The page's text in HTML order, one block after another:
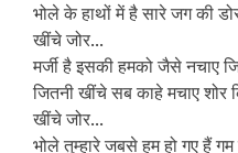
भोले के हाथों में है सारे जग की
खींचे जोर...
मर्जी है इसकी हमको जैसे नचाए
जितनी खींचे सब काहे मचाए
खींचे जोर...
भोले तुम्हारे जबसे हम हो गए हैं